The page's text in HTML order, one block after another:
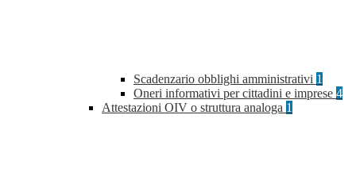
Scadenzario obblighi amministrativi 1
Oneri informativi per cittadini e imprese 4
Attestazioni OIV o struttura analoga 1